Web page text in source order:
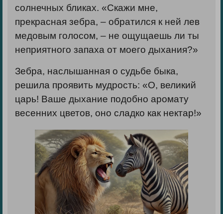
солнечных бликах. «Скажи мне,
прекрасная зебра, – обратился к ней лев
медовым голосом, – не ощущаешь ли ты
неприятного запаха от моего дыхания?»
Зебра, наслышанная о судьбе быка,
решила проявить мудрость: «О, великий
царь! Ваше дыхание подобно аромату
весенних цветов, оно сладко как нектар!»